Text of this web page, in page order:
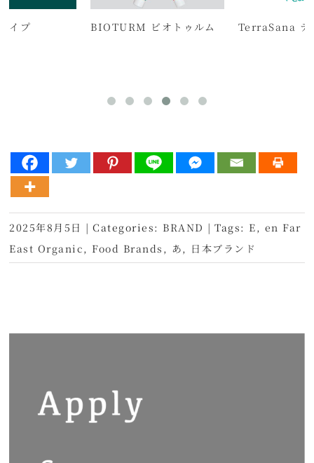
イプ BIOTURM ビオトゥルム TerraSana テ
2025年8月5日 | Categories: BRAND | Tags: E , en Far
East Organic , Food Brands , あ , 日本ブランド